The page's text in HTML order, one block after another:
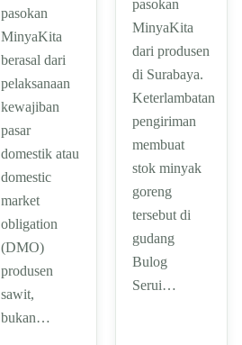
pasokan
MinyaKita
berasal dari
pelaksanaan
kewajiban
pasar
domestik atau
domestic
market
obligation
(DMO)
produsen
sawit,
bukan…
pasokan
MinyaKita
dari produsen
di Surabaya.
Keterlambatan
pengiriman
membuat
stok minyak
goreng
tersebut di
gudang
Bulog
Serui…